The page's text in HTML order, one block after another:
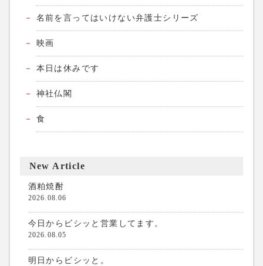
名前を言ってはいけない弁護士シリーズ
映画
本日は休みです
神社仏閣
食
New Article
酒粕焼酎
2026.08.06
今日からビシッと営業してます。
2026.08.05
明日からビシッと。